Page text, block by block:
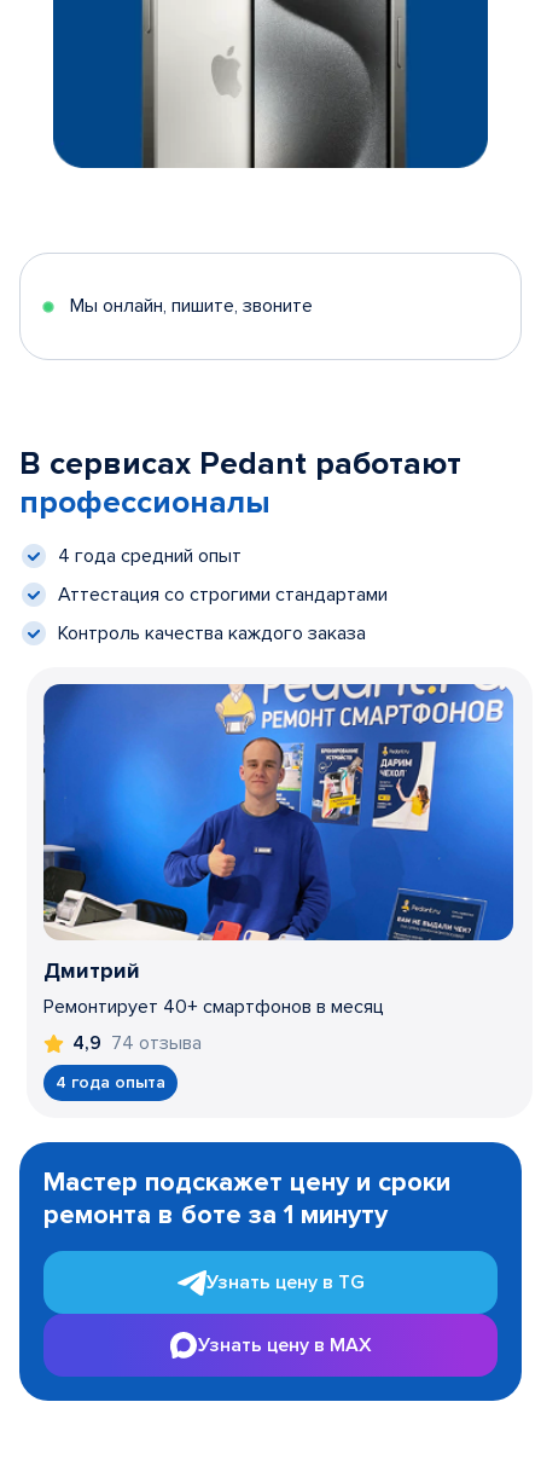
Мы онлайн, пишите, звоните
В сервисах Pedant работают
профессионалы
4 года средний опыт
Аттестация со строгими стандартами
Контроль качества каждого заказа
Дмитрий
Ремонтирует 40+ смартфонов в месяц
4,9 74 отзыва
4 года опыта
1
Мастер подскажет цену и сроки
ремонта в боте за 1 минуту
Узнать цену в TG
Узнать цену в MAX